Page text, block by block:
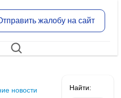
жалобу на сайт
новости Найти: